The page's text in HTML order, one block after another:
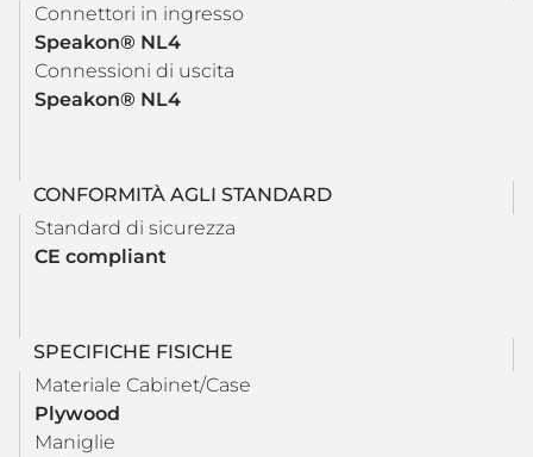
Connettori in ingresso
Speakon® NL4
Connessioni di uscita
Speakon® NL4
CONFORMITÀ AGLI STANDARD
Standard di sicurezza
CE compliant
SPECIFICHE FISICHE
Materiale Cabinet/Case
Plywood
Maniglie